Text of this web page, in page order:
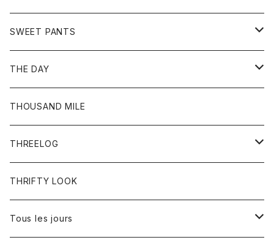
ワンピース
コート
リング
サンダル
アウター
Ｇジャン
ボトム
ジーンズ
SWEET PANTS
ボトム
ショートパンツ
THE DAY
トップス
Tシャツ
THOUSAND MILE
THREELOG
トップス
Tシャツ
THRIFTY LOOK
Tous les jours